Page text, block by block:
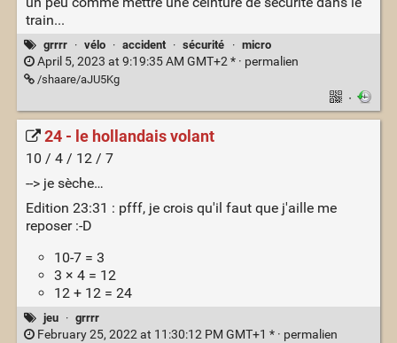
train...
grrrr · vélo · accident · sécurité · micro
April 5, 2023 at 9:19:35 AM GMT+2 * · permalien
/shaare/aJU5Kg
·
24 - le hollandais volant
10 / 4 / 12 / 7
--> je sèche…
Edition 23:31 : pfff, je crois qu'il faut que j'aille me
reposer :-D
10-7 = 3
3 × 4 = 12
12 + 12 = 24
jeu · grrrr
February 25, 2022 at 11:30:12 PM GMT+1 * · permalien